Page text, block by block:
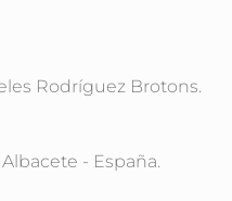
Rodríguez Brotons.
- España.